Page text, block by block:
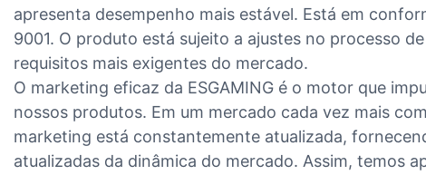
apresenta desempenho mais estável. Está em
9001. O produto está sujeito a ajustes no processo
requisitos mais exigentes do mercado.
O marketing eficaz da ESGAMING é o motor que
nossos produtos. Em um mercado cada vez mais
marketing está constantemente atualizada,
atualizadas da dinâmica do mercado. Assim, temos